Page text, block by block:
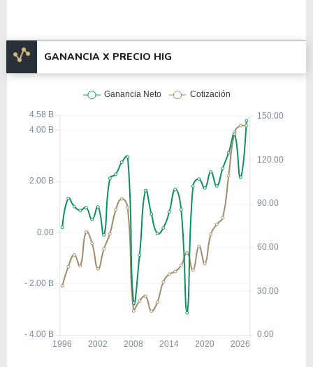
GANANCIA X PRECIO HIG